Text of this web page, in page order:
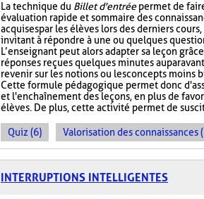
La technique du Billet d'entréepermet de
évaluation rapide et sommaire des
acquises par les élèves lors des derniers
invitant à répondre à une ou quelques
L’enseignant peut alors adapter sa leçon
réponses reçues quelques minutes
revenir sur les notions ou les concepts moins
Cette formule pédagogique permet donc
et l'enchaînement des leçons, en plus de
élèves. De plus, cette activité permet de
Quiz (6) Valorisation des connaissances
INTERRUPTIONS INTELLIGENTES